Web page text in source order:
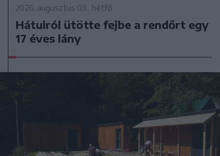
2026. augusztus 03., hétfő
Hátulról ütötte fejbe a rendőrt egy
17 éves lány